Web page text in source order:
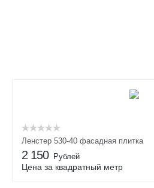
Ленстер 530-40 фасадная плитка
2 150 Рублей
Цена за квадратный метр